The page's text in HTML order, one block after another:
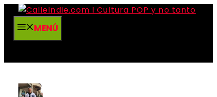
Saltar
contenidoMENÚ